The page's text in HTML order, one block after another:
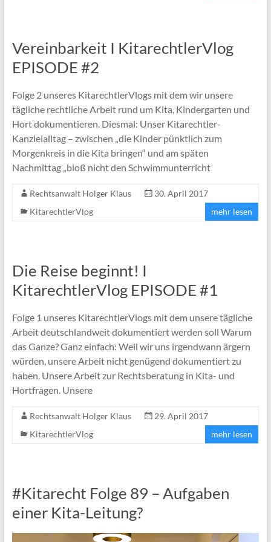
Vereinbarkeit I KitarechtlerVlog
EPISODE #2
Folge 2 unseres KitarechtlerVlogs mit dem wir unsere
tägliche rechtliche Arbeit rund um Kita, Kindergarten und
Hort dokumentieren. Diesmal: Unser Kitarechtler-
Kanzleialltag – zwischen „die Kinder pünktlich zum
Morgenkreis in die Kita bringen“ und am späten
Nachmittag „bloß nicht den Schwimmunterricht
Rechtsanwalt Holger Klaus
30. April 2017
KitarechtlerVlog
mehr lesen
Die Reise beginnt! I
KitarechtlerVlog EPISODE #1
Folge 1 unseres KitarechtlerVlogs mit dem unsere tägliche
Arbeit deutschlandweit dokumentiert werden soll Warum
das Ganze? Ganz einfach: Weil wir uns irgendwann ärgern
würden, unsere Arbeit nicht genügend dokumentiert zu
haben. Unsere Arbeit zur Rechtsberatung in Kita- und
Hortfragen. Unsere
Rechtsanwalt Holger Klaus
29. April 2017
KitarechtlerVlog
mehr lesen
#Kitarecht Folge 89 – Aufgaben
einer Kita-Leitung?